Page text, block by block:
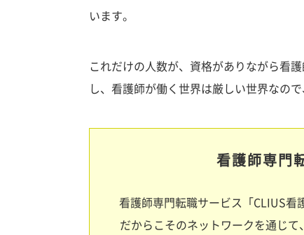
います。
これだけの人数が、資格がありながら看
し、看護師が働く世界は厳しい世界なの
看護師専門
看護師専門転職サービス「CLIUS
だからこそのネットワークを通じて